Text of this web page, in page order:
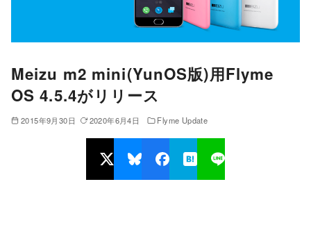
Meizu m2 mini(YunOS版)用Flyme
OS 4.5.4がリリース
2015年9月30日 2020年6月4日 Flyme Update